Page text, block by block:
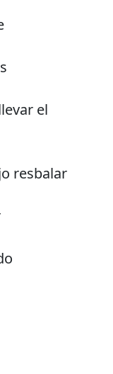
el
resbalar